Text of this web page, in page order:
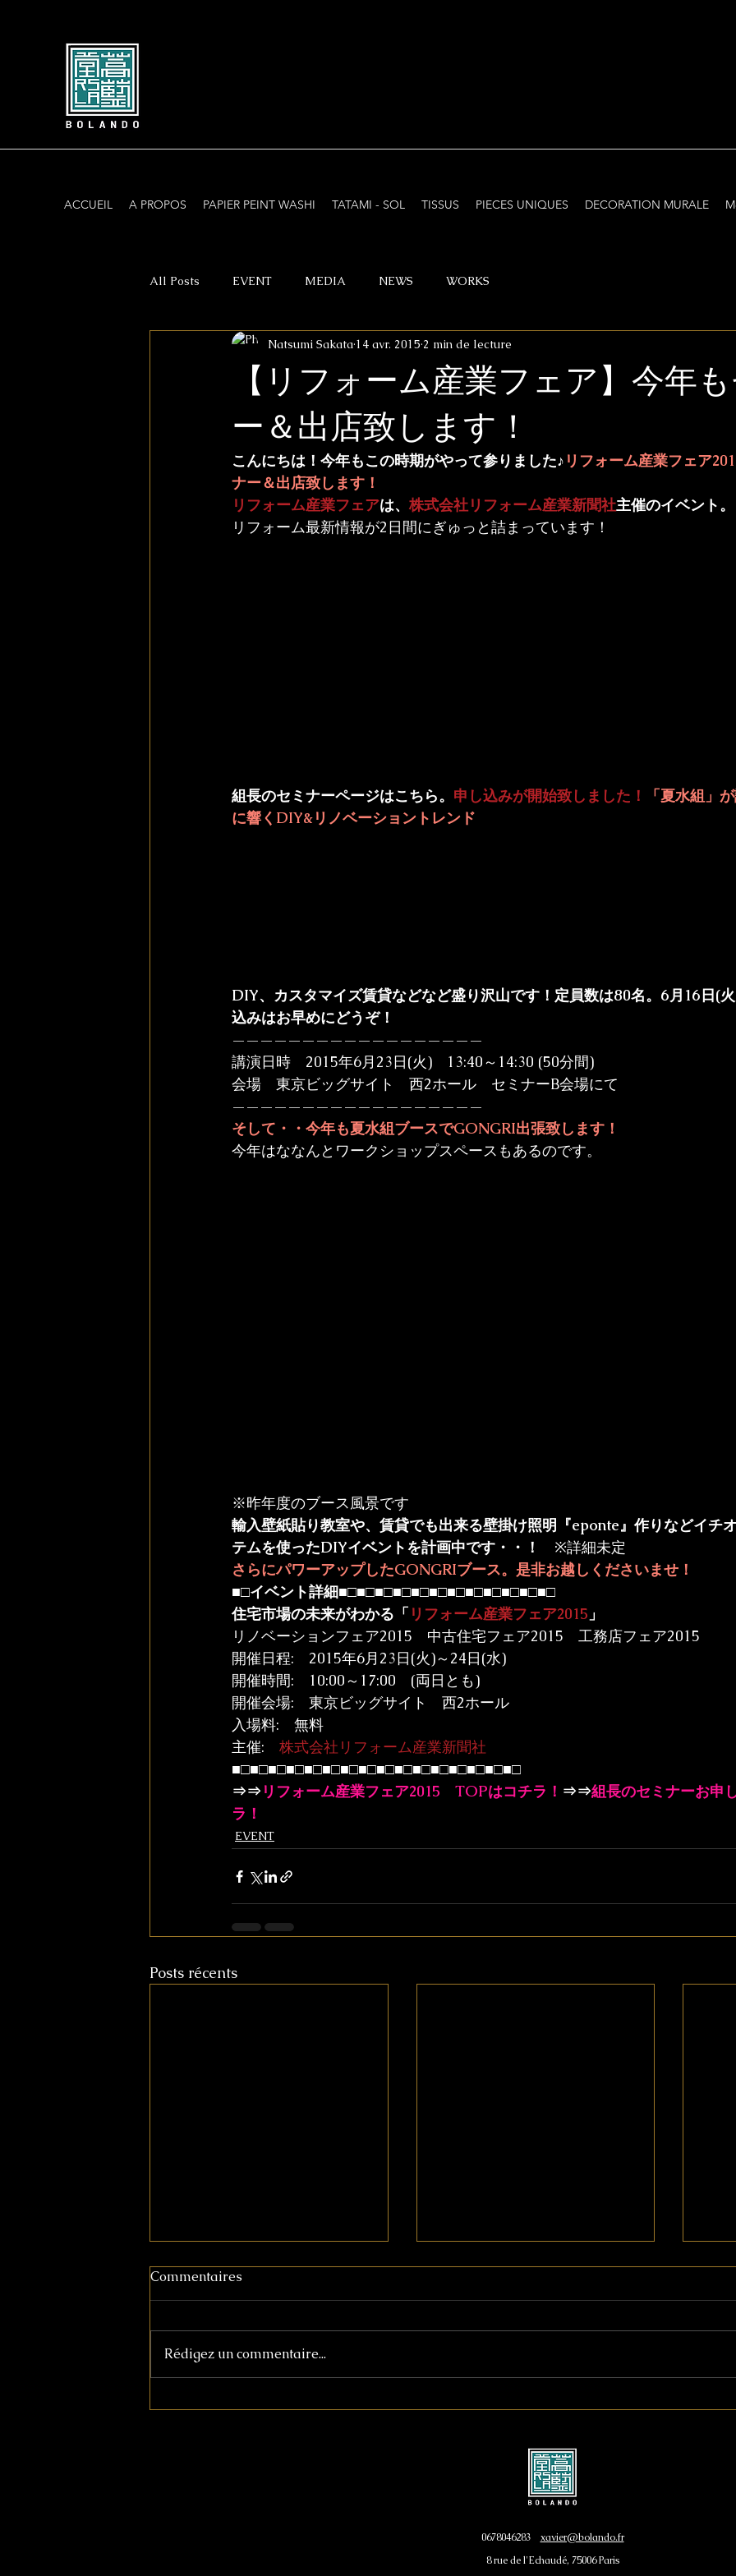
ACCUEIL A PROPOS PAPIER PEINT WASHI TATAMI - SOL TISSUS PIECES UNIQUES DECORATION MURALE
All Posts EVENT MEDIA NEWS WORKS
【リフォーム産業フェア】今年
ー＆出店致します！
Natsumi Sakata 14 avr. 2015 2 min de lecture
こんにちは！今年もこの時期がやって参りました♪ リフォーム産業フェア
ナー＆出店致します！
リフォーム産業フェアは、 株式会社リフォーム産業新聞社主催のイベント。
リフォーム最新情報が2日間にぎゅっと詰まっています！
組長のセミナーページはこちら。 申し込みが開始致しました！
「夏水組」
に響くDIY&リノベーショントレンド
DIY、カスタマイズ賃貸などなど盛り沢山です！ 定員数は80名。6月16日(
込みはお早めにどうぞ！
——————————————————
講演日時　2015年6月23日(火)　13:40～14:30 (50分間)
会場　東京ビッグサイト　西2ホール　セミナーB会場にて
——————————————————
そして・・今年も夏水組ブースでGONGRI出張致します！
今年はななんとワークショップスペースもあるのです。
※昨年度のブース風景です
輸入壁紙貼り教室や、賃貸でも出来る壁掛け照明『eponte』作りなどイチ
テムを使ったDIYイベントを計画中です・・！
※詳細未定
さらにパワーアップしたGONGRIブース。是非お越しくださいませ！
■□イベント詳細■□■□■□■□■□■□■□■□■□■□■□■□
住宅市場の未来がわかる「 リフォーム産業フェア2015 」
リノベーションフェア2015　中古住宅フェア2015　工務店フェア2015
開催日程:　2015年6月23日(火)～24日(水)
開催時間:　10:00～17:00　(両日とも)
開催会場:　東京ビッグサイト　西2ホール
入場料:　無料
主催: 株式会社リフォーム産業新聞社
■□■□■□■□■□■□■□■□■□■□■□■□■□■□■□■□
⇒⇒リフォーム産業フェア2015　TOPはコチラ！ ⇒⇒組長のセミナーお申
ラ！
EVENT
Posts récents
Commentaires
Rédigez un commentaire...
0678046283 xavier@bolando.fr
8 rue de l'Echaudé, 75006 Paris